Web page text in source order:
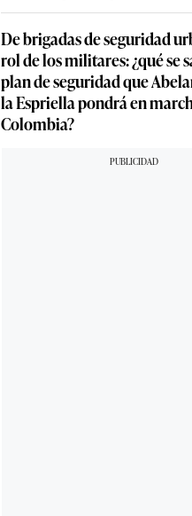
De brigadas de seguridad
rol de los militares: ¿qué se
plan de seguridad que
la Espriella pondrá en
Colombia?